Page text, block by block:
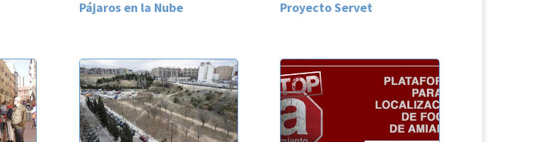
Pájaros en la Nube Proyecto Servet